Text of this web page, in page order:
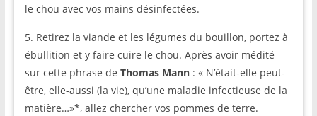
le chou avec vos mains désinfectées.
5. Retirez la viande et les légumes du bouillon, portez à
ébullition et y faire cuire le chou. Après avoir médité
sur cette phrase de Thomas Mann: « N’était-elle peut-
être, elle-aussi (la vie), qu’une maladie infectieuse de la
matière…»*, allez chercher vos pommes de terre.